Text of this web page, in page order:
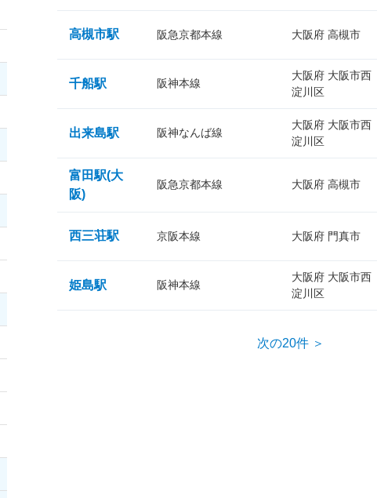
高槻市駅 阪急京都本線 大阪府 高槻市
千船駅 阪神本線
大阪府 大阪市西
淀川区
出来島駅 阪神なんば線
大阪府 大阪市西
淀川区
富田駅(大
阪)
阪急京都本線 大阪府 高槻市
西三荘駅 京阪本線 大阪府 門真市
姫島駅 阪神本線
大阪府 大阪市西
淀川区
次の20件 ＞